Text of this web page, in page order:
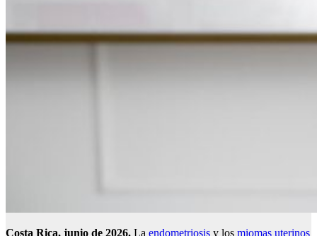
Costa Rica, junio de 2026. La endometriosis y los miomas uterinos